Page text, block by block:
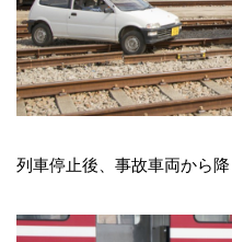
列車停止後、事故車両から降